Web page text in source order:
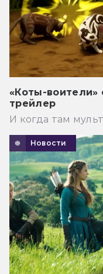
«Коты-воители»
трейлер
И когда там
Новости